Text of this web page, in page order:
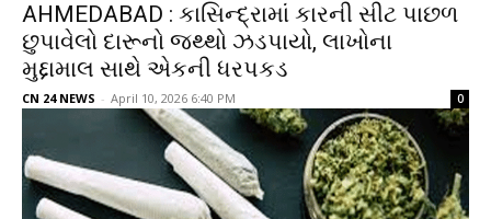
AHMEDABAD : કાસિન્દ્રામાં કારની સીટ પાછળ
છુપાવેલો દારૂનો જથ્થો ઝડપાયો, લાખોના
મુદ્દામાલ સાથે એકની ધરપકડ
CN 24 NEWS - April 10, 2026 6:40 PM 0